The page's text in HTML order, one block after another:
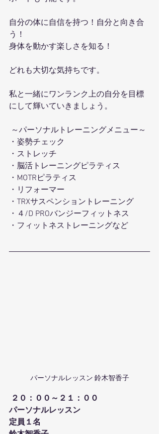
自分の体に自信を持つ！自分と向き合
う！
身体を動かす楽しさを知る！
どれも大切な気持ちです。
私と一緒にワンランク上の自分を目標
にして輝いていきましょう。
～パーソナルトレーニングメニュー～
・姿勢チェック
・ストレッチ
・脳活トレーニングピラティス
・MOTRピラティス
・リフォーマー
・TRXサスペンショントレーニング
・４/D PROバンジーフィットネス
・フィットネストレーニングなど
パーソナルレッスン 鈴木智香子
２０：００～２１：００
パーソナルレッスン
定員１名